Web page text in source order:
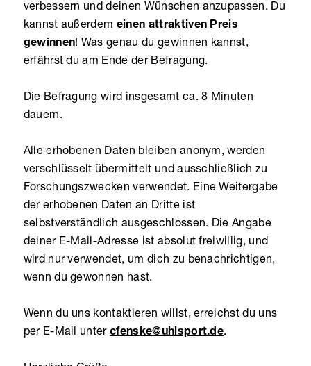
verbessern und deinen Wünschen anzupassen. Du
kannst außerdem einen attraktiven Preis
gewinnen! Was genau du gewinnen kannst,
erfährst du am Ende der Befragung.
Die Befragung wird insgesamt ca. 8 Minuten
dauern.
Alle erhobenen Daten bleiben anonym, werden
verschlüsselt übermittelt und ausschließlich zu
Forschungszwecken verwendet. Eine Weitergabe
der erhobenen Daten an Dritte ist
selbstverständlich ausgeschlossen. Die Angabe
deiner E-Mail-Adresse ist absolut freiwillig, und
wird nur verwendet, um dich zu benachrichtigen,
wenn du gewonnen hast.
Wenn du uns kontaktieren willst, erreichst du uns
per E-Mail untercfenske@uhlsport.de.